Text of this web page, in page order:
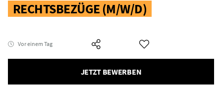
RECHTSBEZÜGE (M/W/D)
Vor einem Tag
JETZT BEWERBEN